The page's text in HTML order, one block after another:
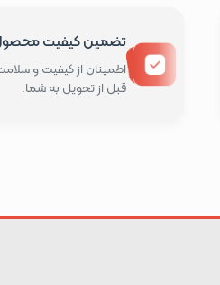
تضمین کیفیت
اطمینان از کیفیت و
قبل از تحویل به شما.